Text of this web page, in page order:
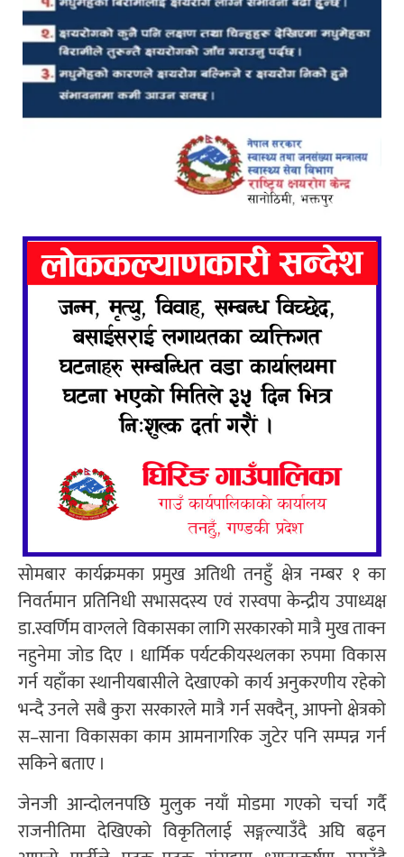
सोमबार कार्यक्रमका प्रमुख अतिथी तनहुँ क्षेत्र नम्बर १ का
निवर्तमान प्रतिनिधी सभासदस्य एवं रास्वपा केन्द्रीय उपाध्यक्ष
डा.स्वर्णिम वाग्लले विकासका लागि सरकारको मात्रै मुख ताक्न
नहुनेमा जोड दिए । धार्मिक पर्यटकीयस्थलका रुपमा विकास
गर्न यहाँका स्थानीयबासीले देखाएको कार्य अनुकरणीय रहेको
भन्दै उनले सबै कुरा सरकारले मात्रै गर्न सक्दैन्, आफ्नो क्षेत्रको
स–साना विकासका काम आमनागरिक जुटेर पनि सम्पन्न गर्न
सकिने बताए ।
जेनजी आन्दोलनपछि मुलुक नयाँ मोडमा गएको चर्चा गर्दै
राजनीतिमा देखिएको विकृतिलाई सङ्गल्याउँदै अघि बढ्न